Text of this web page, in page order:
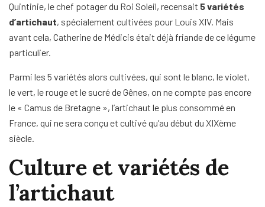
Quintinie, le chef potager du Roi Soleil, recensait 5 variétés
d’artichaut, spécialement cultivées pour Louis XIV. Mais
avant cela, Catherine de Médicis était déjà friande de ce légume
particulier.
Parmi les 5 variétés alors cultivées, qui sont le blanc, le violet,
le vert, le rouge et le sucré de Gênes, on ne compte pas encore
le « Camus de Bretagne », l’artichaut le plus consommé en
France, qui ne sera conçu et cultivé qu’au début du XIXème
siècle.
Culture et variétés de
l’artichaut